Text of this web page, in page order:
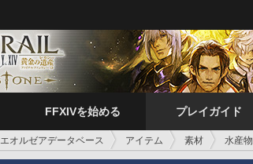
FFXIVを始める プレイガイド
エオルゼアデータベース アイテム 素材 水産物